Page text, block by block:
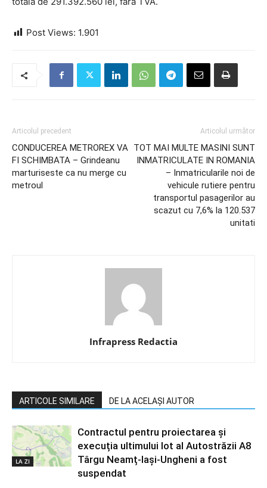
Post Views: 1.901
Articolul precedent
CONDUCEREA METROREX VA
FI SCHIMBATA – Grindeanu
marturiseste ca nu merge cu
metroul
Articolul următor
TOT MAI MULTE MASINI SUNT
INMATRICULATE IN ROMANIA
– Inmatricularile noi de
vehicule rutiere pentru
transportul pasagerilor au
scazut cu 7,6% la 120.537
unitati
Infrapress Redactia
ARTICOLE SIMILARE DE LA ACELAȘI AUTOR
LA ZI
Contractul pentru proiectarea și
execuția ultimului lot al Autostrăzii A8
Târgu Neamț-Iași-Ungheni a fost
suspendat